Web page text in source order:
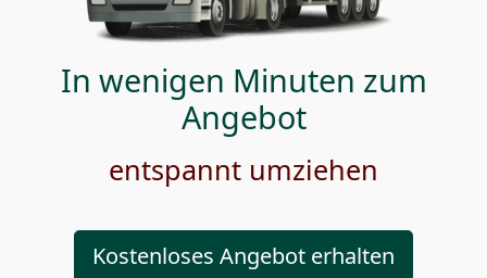
In wenigen Minuten zum
Angebot
entspannt umziehen
Kostenloses Angebot erhalten